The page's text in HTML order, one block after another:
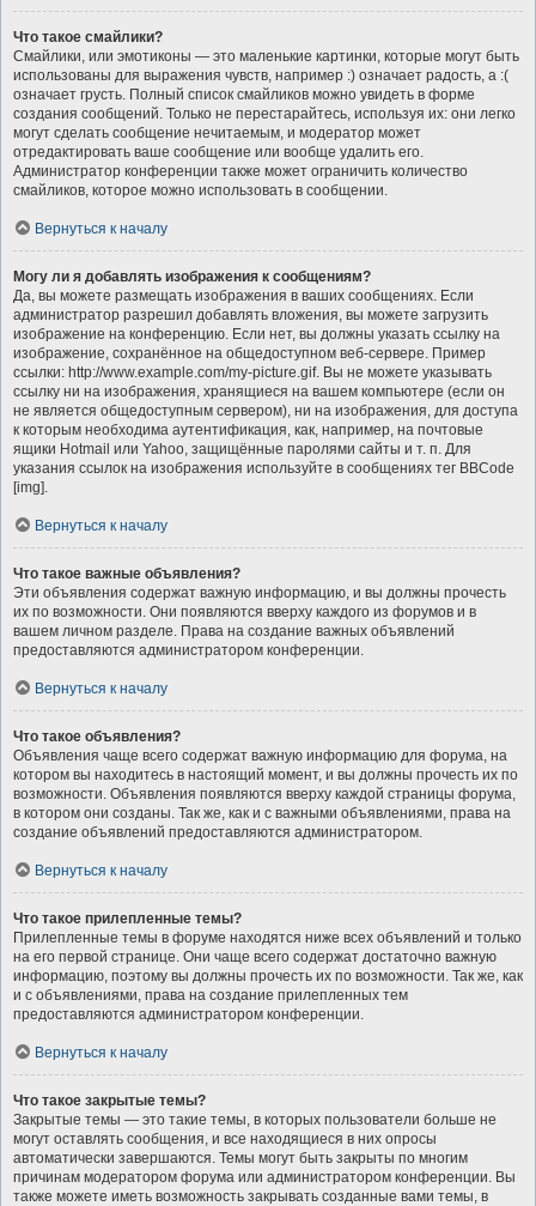
Что такое смайлики?
Смайлики, или эмотиконы — это маленькие картинки, которые могут быть
использованы для выражения чувств, например :) означает радость, а :(
означает грусть. Полный список смайликов можно увидеть в форме
создания сообщений. Только не перестарайтесь, используя их: они легко
могут сделать сообщение нечитаемым, и модератор может
отредактировать ваше сообщение или вообще удалить его.
Администратор конференции также может ограничить количество
смайликов, которое можно использовать в сообщении.
Вернуться к началу
Могу ли я добавлять изображения к сообщениям?
Да, вы можете размещать изображения в ваших сообщениях. Если
администратор разрешил добавлять вложения, вы можете загрузить
изображение на конференцию. Если нет, вы должны указать ссылку на
изображение, сохранённое на общедоступном веб-сервере. Пример
ссылки: http://www.example.com/my-picture.gif. Вы не можете указывать
ссылку ни на изображения, хранящиеся на вашем компьютере (если он
не является общедоступным сервером), ни на изображения, для доступа
к которым необходима аутентификация, как, например, на почтовые
ящики Hotmail или Yahoo, защищённые паролями сайты и т. п. Для
указания ссылок на изображения используйте в сообщениях тег BBCode
[img].
Вернуться к началу
Что такое важные объявления?
Эти объявления содержат важную информацию, и вы должны прочесть
их по возможности. Они появляются вверху каждого из форумов и в
вашем личном разделе. Права на создание важных объявлений
предоставляются администратором конференции.
Вернуться к началу
Что такое объявления?
Объявления чаще всего содержат важную информацию для форума, на
котором вы находитесь в настоящий момент, и вы должны прочесть их по
возможности. Объявления появляются вверху каждой страницы форума,
в котором они созданы. Так же, как и с важными объявлениями, права на
создание объявлений предоставляются администратором.
Вернуться к началу
Что такое прилепленные темы?
Прилепленные темы в форуме находятся ниже всех объявлений и только
на его первой странице. Они чаще всего содержат достаточно важную
информацию, поэтому вы должны прочесть их по возможности. Так же, как
и с объявлениями, права на создание прилепленных тем
предоставляются администратором конференции.
Вернуться к началу
Что такое закрытые темы?
Закрытые темы — это такие темы, в которых пользователи больше не
могут оставлять сообщения, и все находящиеся в них опросы
автоматически завершаются. Темы могут быть закрыты по многим
причинам модератором форума или администратором конференции. Вы
также можете иметь возможность закрывать созданные вами темы, в